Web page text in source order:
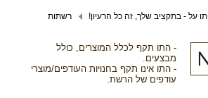
תו על - בתקציב שלך, זה כל הרעיון! רשתות
- התו תקף לכלל המוצרים, כולל
מבצעים.
- התו אינו תקף בחנויות העודפים/מוצרי
עודפים של הרשת.